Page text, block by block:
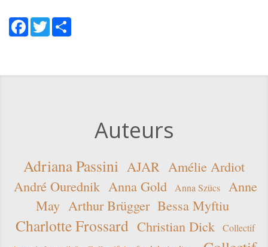
Facebook
Twitter
Auteurs
Adriana Passini AJAR Amélie Ardiot
André Ourednik Anna Gold Anna Szücs
Anne
May Arthur Brügger Bessa Myftiu
Charlotte Frossard Christian Dick
Collectif